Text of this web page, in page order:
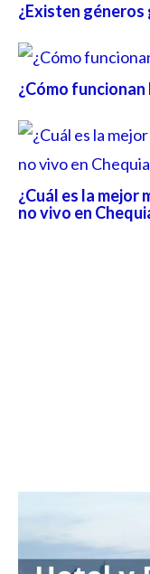
¿Existen géneros
¿Cómo
¿Cuál es la mejor
no vivo en